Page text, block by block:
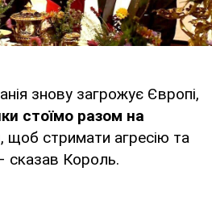
знову загрожує Європі,
стоїмо разом на
, щоб стримати агресію та
сказав Король.